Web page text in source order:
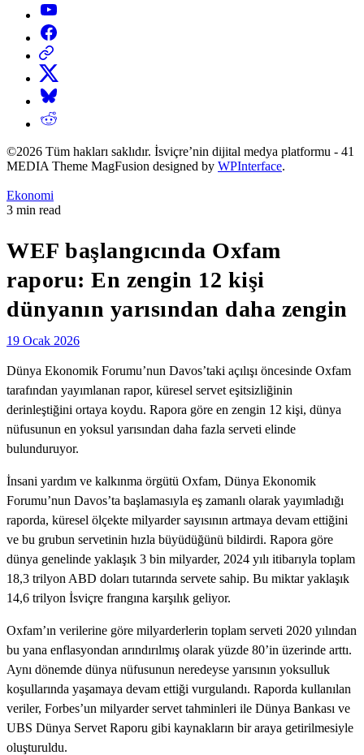
YouTube
Facebook
Threads
X
Bluesky
Reddit
©2026 Tüm hakları saklıdır. İsviçre’nin dijital medya platformu - 41
MEDIA Theme MagFusion designed by WPInterface.
Posted
in
Ekonomi
Estimated
3 min read
WEF başlangıcında Oxfam
raporu: En zengin 12 kişi
dünyanın yarısından daha zengin
19 Ocak 2026
Dünya Ekonomik Forumu’nun Davos’taki açılışı öncesinde Oxfam
tarafından yayımlanan rapor, küresel servet eşitsizliğinin
derinleştiğini ortaya koydu. Rapora göre en zengin 12 kişi, dünya
nüfusunun en yoksul yarısından daha fazla serveti elinde
bulunduruyor.
İnsani yardım ve kalkınma örgütü Oxfam, Dünya Ekonomik
Forumu’nun Davos’ta başlamasıyla eş zamanlı olarak yayımladığı
raporda, küresel ölçekte milyarder sayısının artmaya devam ettiğini
ve bu grubun servetinin hızla büyüdüğünü bildirdi. Rapora göre
dünya genelinde yaklaşık 3 bin milyarder, 2024 yılı itibarıyla toplam
18,3 trilyon ABD doları tutarında servete sahip. Bu miktar yaklaşık
14,6 trilyon İsviçre frangına karşılık geliyor.
Oxfam’ın verilerine göre milyarderlerin toplam serveti 2020 yılından
bu yana enflasyondan arındırılmış olarak yüzde 80’in üzerinde arttı.
Aynı dönemde dünya nüfusunun neredeyse yarısının yoksulluk
koşullarında yaşamaya devam ettiği vurgulandı. Raporda kullanılan
veriler, Forbes’un milyarder servet tahminleri ile Dünya Bankası ve
UBS Dünya Servet Raporu gibi kaynakların bir araya getirilmesiyle
oluşturuldu.